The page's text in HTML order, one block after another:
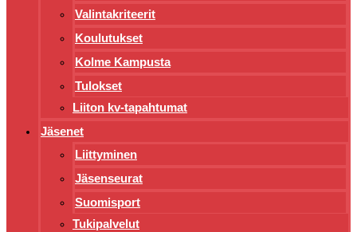
Valintakriteerit
Koulutukset
Kolme Kampusta
Tulokset
Liiton kv-tapahtumat
Jäsenet
Liittyminen
Jäsenseurat
Suomisport
Tukipalvelut